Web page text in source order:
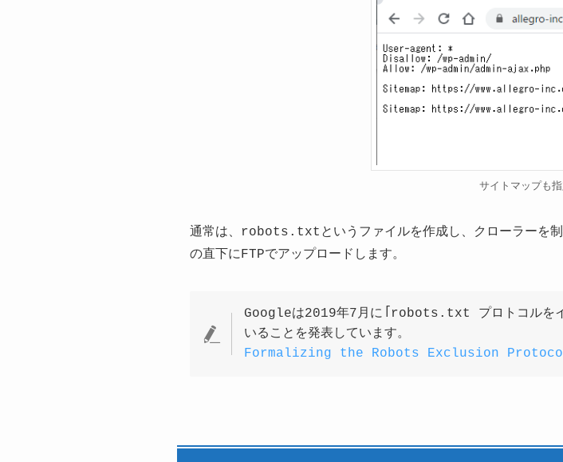
サイトマップも
通常は、robots.txtというファイルを作成し、クローラーを制
の直下にFTPでアップロードします。
Googleは2019年7月に「robots.txt プロトコルをイ
いることを発表しています。
Formalizing the Robots Exclusion